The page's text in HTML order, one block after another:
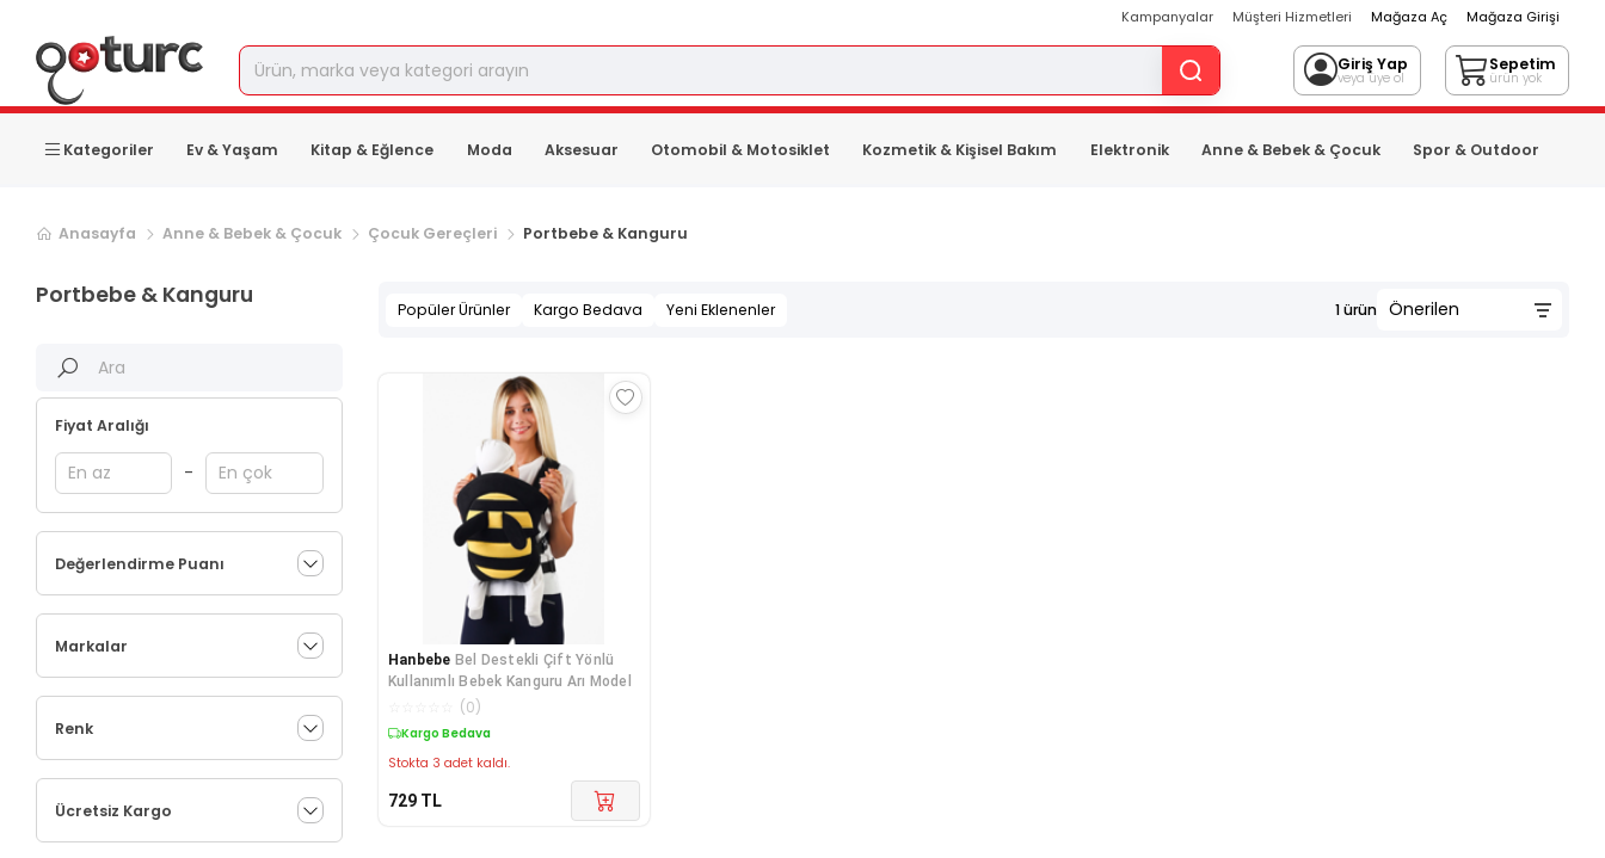
Kampanyalar Müşteri Hizmetleri Mağaza Aç Mağaza Girişi
Giriş Yap
veya üye ol
Sepetim
ürün yok
Kategoriler Ev & Yaşam Kitap & Eğlence Moda Aksesuar Otomobil & Motosiklet Kozmetik & Kişisel Bakım Elektronik Anne & Bebek & Çocuk Spor & Outdoor
Anasayfa Anne & Bebek & Çocuk Çocuk Gereçleri Portbebe & Kanguru
Portbebe & Kanguru
Fiyat Aralığı
-
Değerlendirme Puanı
Markalar
Renk
Ücretsiz Kargo
Popüler Ürünler Kargo Bedava Yeni Eklenenler 1ürün
Hanbebe Bel Destekli Çift Yönlü
Kullanımlı Bebek Kanguru Arı Model
(0)
Kargo Bedava
Stokta 3 adet kaldı.
729 TL